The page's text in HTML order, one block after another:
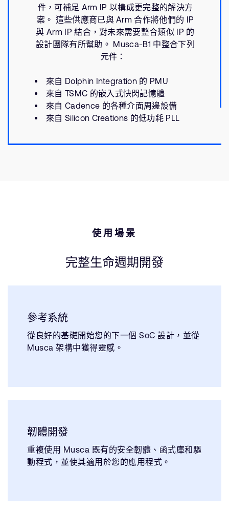
件，可補足 Arm IP 以構成更完整的解決方
案。 這些供應商已與 Arm 合作將他們的 IP
與 Arm IP 結合，對未來需要整合類似 IP 的
設計團隊有所幫助。 Musca-B1 中整合下列
元件：
來自 Dolphin Integration 的 PMU
來自 TSMC 的嵌入式快閃記憶體
來自 Cadence 的各種介面周邊設備
來自 Silicon Creations 的低功耗 PLL
使用場景
完整生命週期開發
參考系統
從良好的基礎開始您的下一個 SoC 設計，並從
Musca 架構中獲得靈感。
韌體開發
重複使用 Musca 既有的安全韌體、函式庫和驅
動程式，並使其適用於您的應用程式。